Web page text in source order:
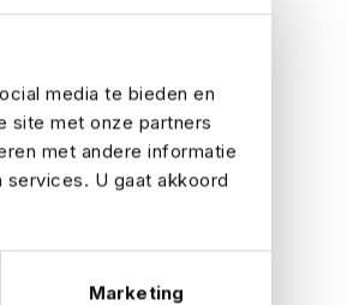
media te bieden en
site met onze partners
met andere informatie
U gaat akkoord
Marketing
Sie einen Ort,
der Standort
Abflüsse,
zu matschig